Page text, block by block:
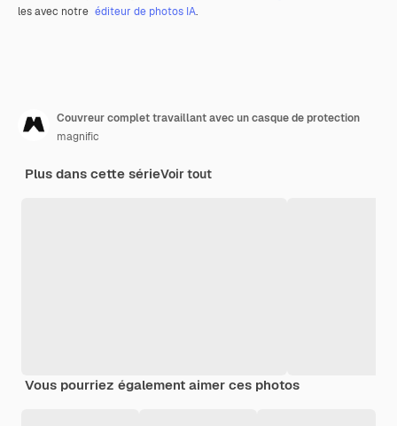
les avec notre éditeur de photos IA.
Couvreur complet travaillant avec un casque de protection
magnific
Plus dans cette sérieVoir tout
Vous pourriez également aimer ces photos